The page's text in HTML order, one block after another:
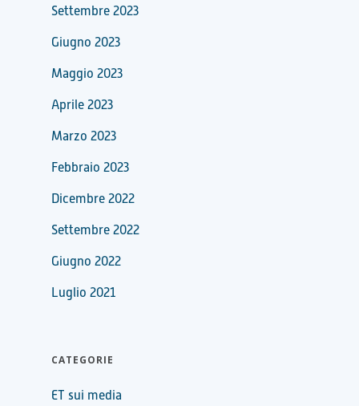
Settembre 2023
Giugno 2023
Maggio 2023
Aprile 2023
Marzo 2023
Febbraio 2023
Dicembre 2022
Settembre 2022
Giugno 2022
Luglio 2021
CATEGORIE
ET sui media